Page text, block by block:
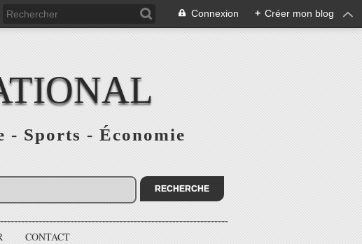
Connexion + Créer mon blog
Sports - Économie
CONTACT